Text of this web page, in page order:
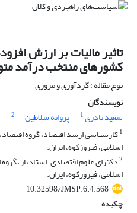
تاثیر مالیات بر ارزش
کشورهای منتخب درآمد
نوع مقاله : گردآوری و مروری
نویسندگان
سعید نادری1 پروانه سلاطین
2
1کارشناسی ارشد اقتصاد، گروه
اسلامی، فیروزکوه، ایران.
2دکترای علوم اقتصادی، استادیار،
اسلامی، فیروزکوه، ایران.
10.32598/JMSP.6.4.568
چکیده